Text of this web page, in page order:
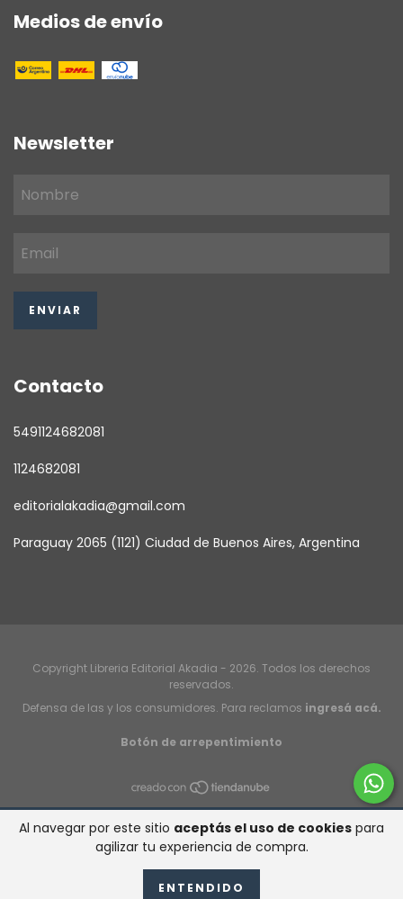
Al navegar por este sitio aceptás el uso de cookies para
agilizar tu experiencia de compra.
ENTENDIDO
Medios de envío
Newsletter
Contacto
5491124682081
1124682081
editorialakadia@gmail.com
Paraguay 2065 (1121) Ciudad de Buenos Aires, Argentina
Copyright Libreria Editorial Akadia - 2026. Todos los derechos
reservados.
Defensa de las y los consumidores. Para reclamos ingresá acá.
Botón de arrepentimiento